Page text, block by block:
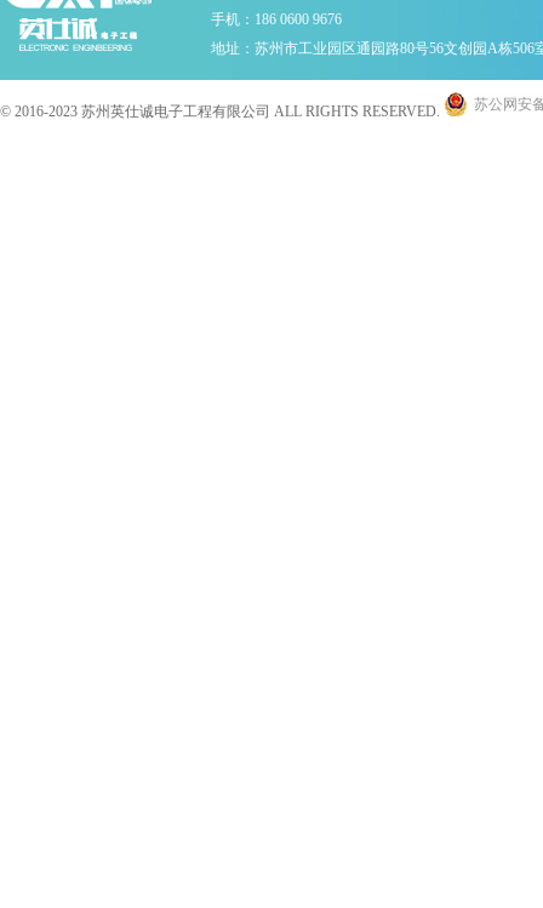
手机：186 0600 9676
地址：苏州市工业园区通园路80号56文创园A栋506
© 2016-2023 苏州英仕诚电子工程有限公司 ALL RIGHTS RESERVED. 苏公网安